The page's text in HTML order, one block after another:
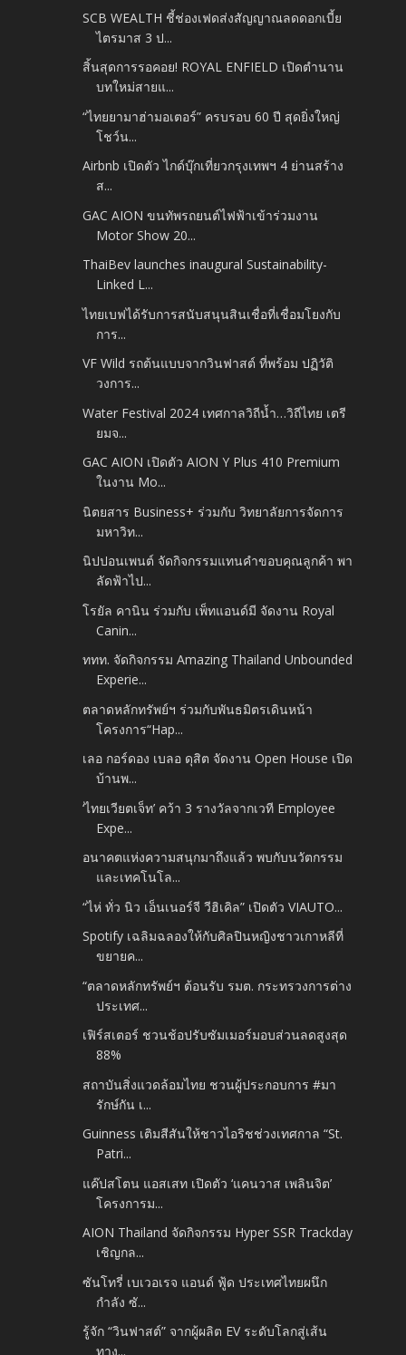
SCB WEALTH ชี้ช่องเฟดส่งสัญญาณลดดอกเบี้ย
ไตรมาส 3 ป...
สิ้นสุดการรอคอย! ROYAL ENFIELD เปิดตำนาน
บทใหม่สายแ...
“ไทยยามาฮ่ามอเตอร์” ครบรอบ 60 ปี สุดยิ่งใหญ่
โชว์น...
Airbnb เปิดตัว ไกด์บุ๊กเที่ยวกรุงเทพฯ 4 ย่านสร้าง
ส...
GAC AION ขนทัพรถยนต์ไฟฟ้าเข้าร่วมงาน
Motor Show 20...
ThaiBev launches inaugural Sustainability-
Linked L...
ไทยเบฟได้รับการสนับสนุนสินเชื่อที่เชื่อมโยงกับ
การ...
VF Wild รถต้นแบบจากวินฟาสต์ ที่พร้อม ปฏิวัติ
วงการ...
Water Festival 2024 เทศกาลวิถีน้ำ…วิถีไทย เตรี
ยมจ...
GAC AION เปิดตัว AION Y Plus 410 Premium
ในงาน Mo...
นิตยสาร Business+ ร่วมกับ วิทยาลัยการจัดการ
มหาวิท...
นิปปอนเพนต์ จัดกิจกรรมแทนคำขอบคุณลูกค้า พา
ลัดฟ้าไป...
โรยัล คานิน ร่วมกับ เพ็ทแอนด์มี จัดงาน Royal
Canin...
ททท. จัดกิจกรรม Amazing Thailand Unbounded
Experie...
ตลาดหลักทรัพย์ฯ ร่วมกับพันธมิตรเดินหน้า
โครงการ“Hap...
เลอ กอร์ดอง เบลอ ดุสิต จัดงาน Open House เปิด
บ้านพ...
‘ไทยเวียตเจ็ท’ คว้า 3 รางวัลจากเวที Employee
Expe...
อนาคตแห่งความสนุกมาถึงแล้ว พบกับนวัตกรรม
และเทคโนโล...
“ไห่ ทั่ว นิว เอ็นเนอร์จี วีฮิเคิล” เปิดตัว VIAUTO...
Spotify เฉลิมฉลองให้กับศิลปินหญิงชาวเกาหลีที่
ขยายค...
“ตลาดหลักทรัพย์ฯ ต้อนรับ รมต. กระทรวงการต่าง
ประเทศ...
เฟิร์สเตอร์ ชวนช้อปรับซัมเมอร์มอบส่วนลดสูงสุด
88%
สถาบันสิ่งแวดล้อมไทย ชวนผู้ประกอบการ #มา
รักษ์กัน เ...
Guinness เติมสีสันให้ชาวไอริชช่วงเทศกาล “St.
Patri...
แค๊ปสโตน แอสเสท เปิดตัว ‘แคนวาส เพลินจิต’
โครงการม...
AION Thailand จัดกิจกรรม Hyper SSR Trackday
เชิญกล...
ซันโทรี่ เบเวอเรจ แอนด์ ฟู้ด ประเทศไทยผนึก
กำลัง ซั...
รู้จัก “วินฟาสต์” จากผู้ผลิต EV ระดับโลกสู่เส้น
ทาง...